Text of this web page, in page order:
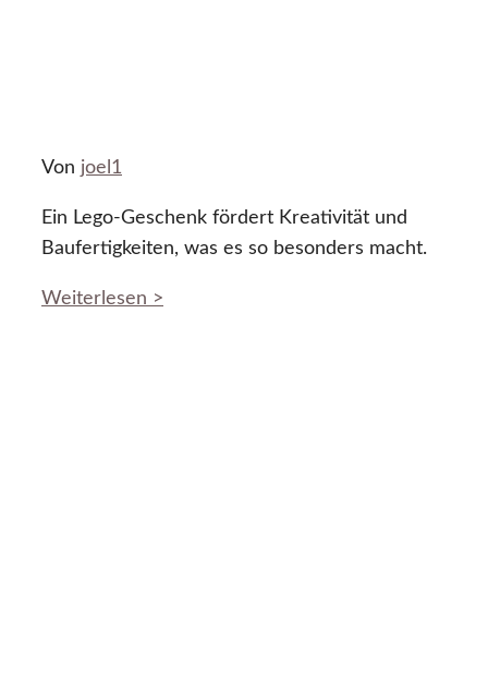
Von joel1
Ein Lego-Geschenk fördert Kreativität und
Baufertigkeiten, was es so besonders macht.
Weiterlesen >